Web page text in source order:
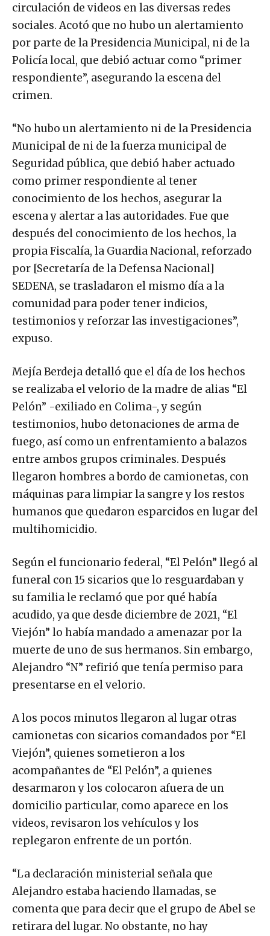
circulación de videos en las diversas redes
sociales. Acotó que no hubo un alertamiento
por parte de la Presidencia Municipal, ni de la
Policía local, que debió actuar como “primer
respondiente”, asegurando la escena del
crimen.
“No hubo un alertamiento ni de la Presidencia
Municipal de ni de la fuerza municipal de
Seguridad pública, que debió haber actuado
como primer respondiente al tener
conocimiento de los hechos, asegurar la
escena y alertar a las autoridades. Fue que
después del conocimiento de los hechos, la
propia Fiscalía, la Guardia Nacional, reforzado
por [Secretaría de la Defensa Nacional]
SEDENA, se trasladaron el mismo día a la
comunidad para poder tener indicios,
testimonios y reforzar las investigaciones”,
expuso.
Mejía Berdeja detalló que el día de los hechos
se realizaba el velorio de la madre de alias “El
Pelón” -exiliado en Colima-, y según
testimonios, hubo detonaciones de arma de
fuego, así como un enfrentamiento a balazos
entre ambos grupos criminales. Después
llegaron hombres a bordo de camionetas, con
máquinas para limpiar la sangre y los restos
humanos que quedaron esparcidos en lugar del
multihomicidio.
Según el funcionario federal, “El Pelón” llegó al
funeral con 15 sicarios que lo resguardaban y
su familia le reclamó que por qué había
acudido, ya que desde diciembre de 2021, “El
Viejón” lo había mandado a amenazar por la
muerte de uno de sus hermanos. Sin embargo,
Alejandro “N” refirió que tenía permiso para
presentarse en el velorio.
A los pocos minutos llegaron al lugar otras
camionetas con sicarios comandados por “El
Viejón”, quienes sometieron a los
acompañantes de “El Pelón”, a quienes
desarmaron y los colocaron afuera de un
domicilio particular, como aparece en los
videos, revisaron los vehículos y los
replegaron enfrente de un portón.
“La declaración ministerial señala que
Alejandro estaba haciendo llamadas, se
comenta que para decir que el grupo de Abel se
retirara del lugar. No obstante, no hay